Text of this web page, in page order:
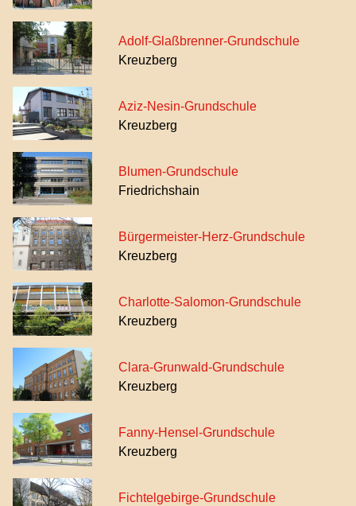
Adolf-Glaßbrenner-Grundschule
Kreuzberg
Aziz-Nesin-Grundschule
Kreuzberg
Blumen-Grundschule
Friedrichshain
Bürgermeister-Herz-Grundschule
Kreuzberg
Charlotte-Salomon-Grundschule
Kreuzberg
Clara-Grunwald-Grundschule
Kreuzberg
Fanny-Hensel-Grundschule
Kreuzberg
Fichtelgebirge-Grundschule